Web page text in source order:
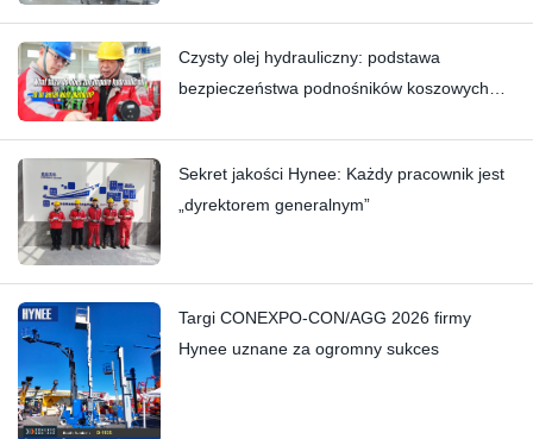
Czysty olej hydrauliczny: podstawa
bezpieczeństwa podnośników koszowych
Sekret jakości Hynee: Każdy pracownik jest
„dyrektorem generalnym”
Targi CONEXPO-CON/AGG 2026 firmy
Hynee uznane za ogromny sukces